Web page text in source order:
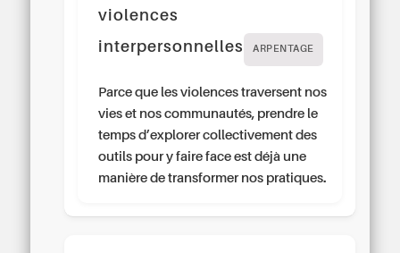
violences
interpersonnelles
ARPENTAGE
Parce que les violences traversent nos
vies et nos communautés, prendre le
temps d’explorer collectivement des
outils pour y faire face est déjà une
manière de transformer nos pratiques.